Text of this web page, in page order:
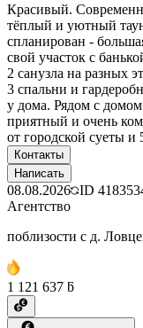
Красивый.
тёплый и уютный
спланирован -
свой участок с
2 санузла на разных
3 спальни и
у дома. Рядом с
приятный и очень
от городской суеты и
Контакты
Написать
08.08.2026 ID
Агентство
поблизости с д.
1 121 637 ƃ